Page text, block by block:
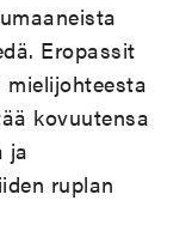
Eropassit
kovuutensa
ja
ruplan